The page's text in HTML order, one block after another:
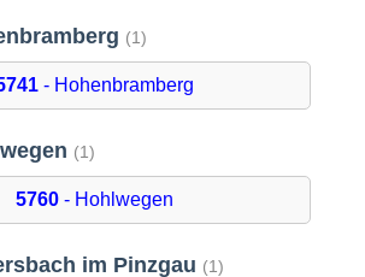
(1)
- Hohenbramberg
(1)
5760 - Hohlwegen
im Pinzgau (1)